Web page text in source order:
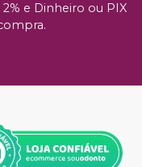
e Dinheiro ou PIX